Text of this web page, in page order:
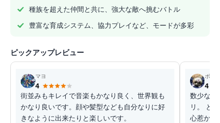
種族を超えた仲間と共に、強大な敵へ挑むバトル
豊富な育成システム、協力プレイなど、モードが多彩
ピックアップレビュー
マヨ
4
街並みもキレイで音楽もかなり良く、世界観も
かなり良いです。顔や髪型なども自分なりに好
きなように出来たりと楽しいです。
ボム
4
数少ない
リ。 と
心惹かれ